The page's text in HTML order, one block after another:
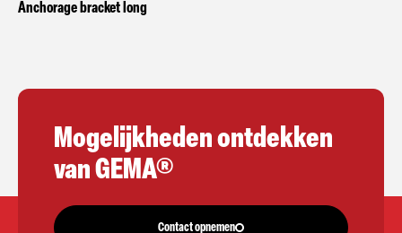
Anchorage bracket long
Mogelijkheden ontdekken
van GEMA®
Contact opnemen